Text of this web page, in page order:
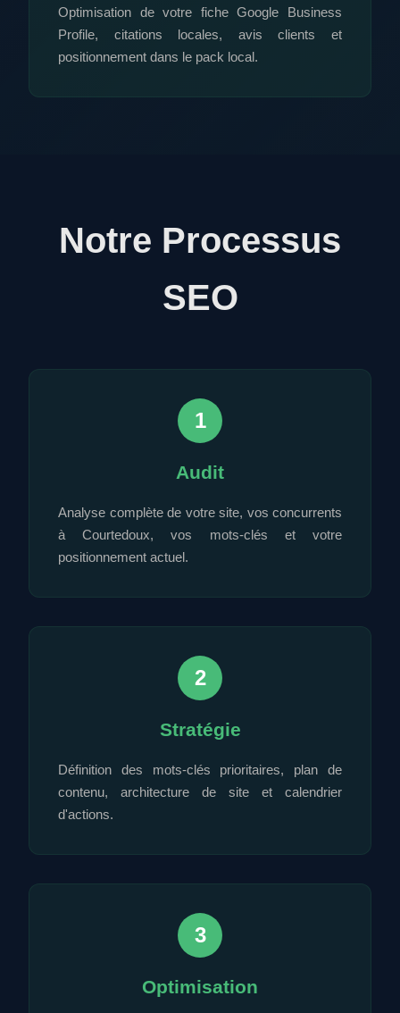
Optimisation de votre fiche Google Business
Profile, citations locales, avis clients et
positionnement dans le pack local.
Notre Processus
SEO
1
Audit
Analyse complète de votre site, vos concurrents
à Courtedoux, vos mots-clés et votre
positionnement actuel.
2
Stratégie
Définition des mots-clés prioritaires, plan de
contenu, architecture de site et calendrier
d'actions.
3
Optimisation